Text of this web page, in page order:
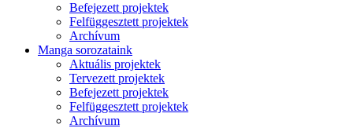
Befejezett projektek
Felfüggesztett projektek
Archívum
Manga sorozataink
Aktuális projektek
Tervezett projektek
Befejezett projektek
Felfüggesztett projektek
Archívum